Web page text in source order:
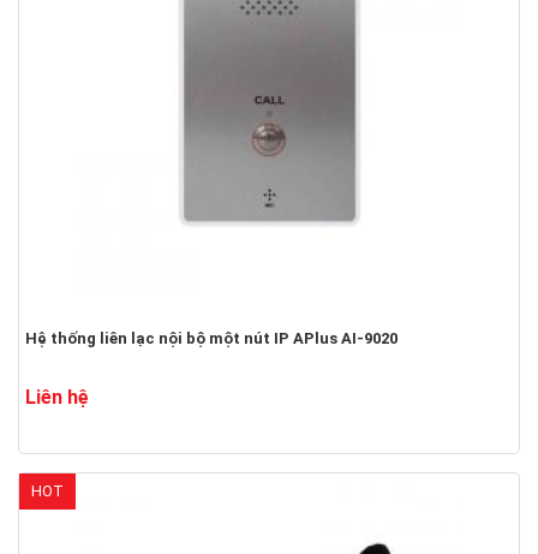
Hệ thống liên lạc nội bộ một nút IP APlus AI-9020
Liên hệ
HOT